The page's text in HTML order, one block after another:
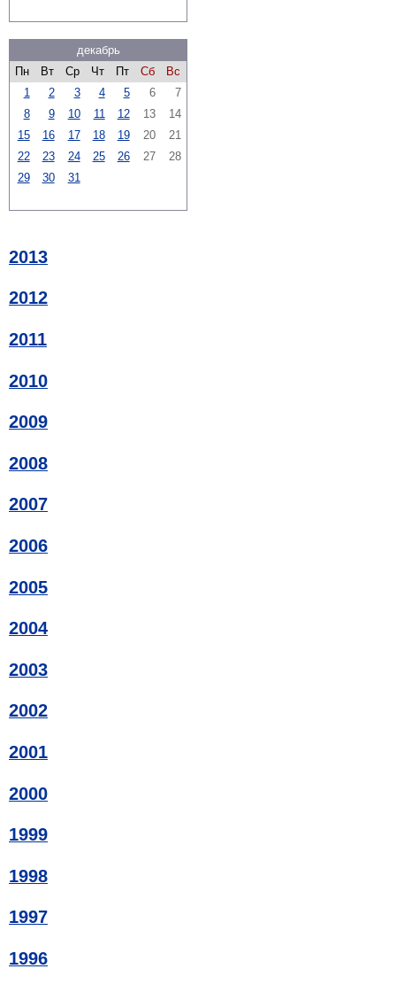
декабрь
Пн
Вт Ср Чт Пт Сб
Вс
1
2 3 4 5 6
7
8
9 10 11 12 13
14
15
16 17 18 19 20
21
22
23 24 25 26 27
28
29
30 31
2013
2012
2011
2010
2009
2008
2007
2006
2005
2004
2003
2002
2001
2000
1999
1998
1997
1996